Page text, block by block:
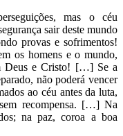
mas o céu
sair deste mundo
provas e sofrimentos!
os homens e o mundo,
Deus e Cristo! […] Se a
não poderá vencer
ao céu antes da luta,
recompensa. […] Na
na paz, coroa a boa